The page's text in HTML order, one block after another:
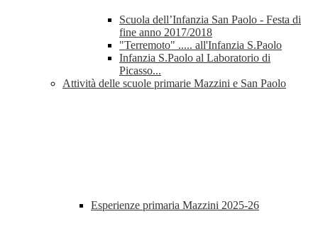
Scuola dell’Infanzia San Paolo - Festa di
fine anno 2017/2018
"Terremoto" ..... all'Infanzia S.Paolo
Infanzia S.Paolo al Laboratorio di
Picasso...
Attività delle scuole primarie Mazzini e San Paolo
Esperienze primaria Mazzini 2025-26